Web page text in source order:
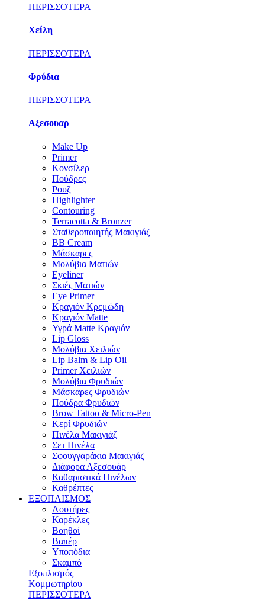
ΠΕΡΙΣΣΟΤΕΡΑ
Χείλη
ΠΕΡΙΣΣΟΤΕΡΑ
Φρύδια
ΠΕΡΙΣΣΟΤΕΡΑ
Αξεσουαρ
Make Up
Primer
Κονσίλερ
Πούδρες
Ρουζ
Highlighter
Contouring
Terracotta & Bronzer
Σταθεροποιητής Μακιγιάζ
BB Cream
Μάσκαρες
Μολύβια Ματιών
Eyeliner
Σκιές Ματιών
Eye Primer
Κραγιόν Κρεμώδη
Κραγιόν Matte
Υγρά Matte Κραγιόν
Lip Gloss
Μολύβια Χειλιών
Lip Balm & Lip Oil
Primer Χειλιών
Μολύβια Φρυδιών
Μάσκαρες Φρυδιών
Πούδρα Φρυδιών
Brow Tattoo & Micro-Pen
Κερί Φρυδιών
Πινέλα Μακιγιάζ
Σετ Πινέλα
Σφουγγαράκια Μακιγιάζ
Διάφορα Αξεσουάρ
Καθαριστικά Πινέλων
Καθρέπτες
ΕΞΟΠΛΙΣΜΟΣ
Λουτήρες
Καρέκλες
Βοηθοί
Βαπέρ
Υποπόδια
Σκαμπό
Εξοπλισμός
Κομμωτηρίου
ΠΕΡΙΣΣΟΤΕΡΑ